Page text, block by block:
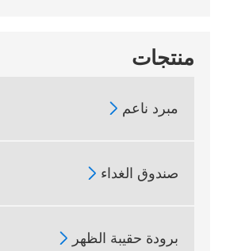
منتجات
مبرد ناعم 
صندوق الغداء 
برودة حقيبة الظهر 